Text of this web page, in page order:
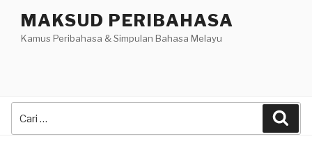
content
MAKSUD PERIBAHASA
Kamus Peribahasa & Simpulan Bahasa Melayu